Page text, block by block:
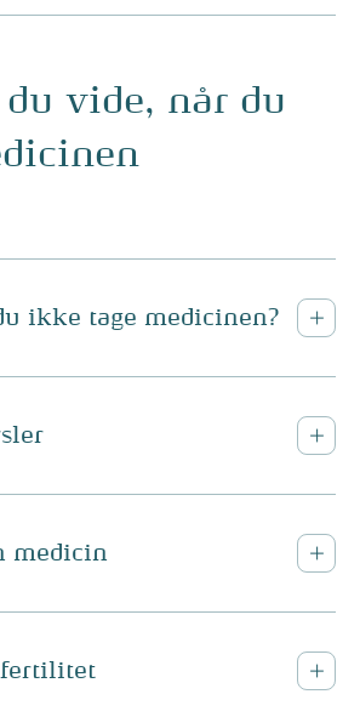
vide, når du
ikke tage medicinen?
medicin
fertilitet